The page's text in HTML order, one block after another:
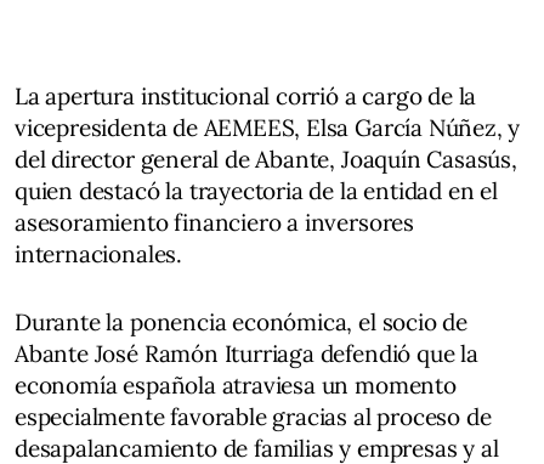
La apertura institucional corrió a cargo de la
vicepresidenta de AEMEES, Elsa García Núñez, y
del director general de Abante, Joaquín Casasús,
quien destacó la trayectoria de la entidad en el
asesoramiento financiero a inversores
internacionales.
Durante la ponencia económica, el socio de
Abante José Ramón Iturriaga defendió que la
economía española atraviesa un momento
especialmente favorable gracias al proceso de
desapalancamiento de familias y empresas y al